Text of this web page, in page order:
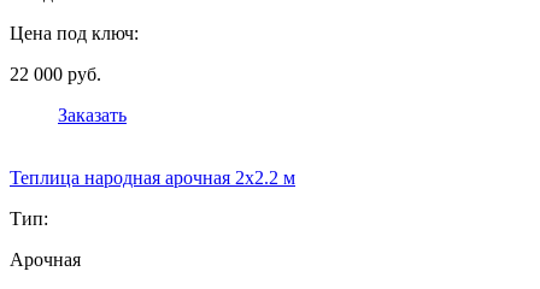
Цена под ключ:
22 000 руб.
Заказать
Теплица народная арочная 2х2.2 м
Тип:
Арочная